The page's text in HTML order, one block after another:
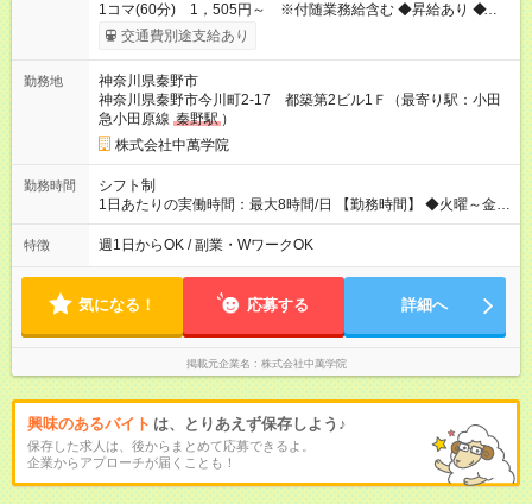
1コマ(60分) 1，505円～ ※付随業務給含む ◆昇給あり ◆付随
業務給 …授業60分につき付随業務給10分ぶん（205円）を支給
（付随業務…授業準備、片付け、授業引継書の作成等） ◆研修
付随業務給含む ◆支払い方法：月1回 ◆交通費:全額支給（規定内
支給） 【試用期間】試用期間なし
交通費別途支給あり
勤務地
神奈川県秦野市
神奈川県秦野市今川町2-17 都築第2ビル1Ｆ（最寄り駅：小田
急小田原線 秦野駅 ）
株式会社中萬学院
勤務時間
シフト制
1日あたりの実働時間：最大8時間/日 【勤務時間】 ◆火曜～金
曜…16：00～21：40 ◆土曜…13：40～21：40 ＊上記時間内
で、週1日～OK！ ＊平日のみOK ＊1日4時間以内OK ＊季節講座
日は休講日です。 ＊時間・曜日応相談 ＊週1、2日からOK！ ＊
短時間勤務OK
特徴 週1日からOK / 副業・WワークOK
気になる！ 応募する 詳細へ
掲載元企業名 株式会社中萬学院
興味のあるバイト は、とりあえず保存しよう♪
保存した求人は、後からまとめて応募できるよ。
企業からアプローチが届くことも！